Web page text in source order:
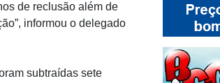
de reclusão além de
informou o delegado
subtraídas sete